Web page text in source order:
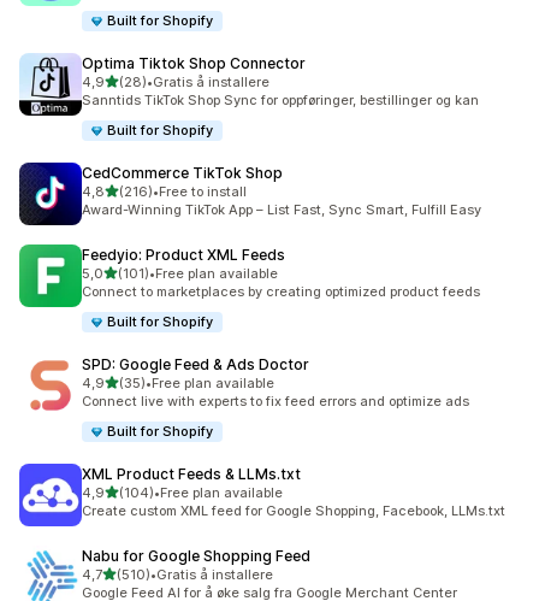
Built for Shopify
Optima Tiktok Shop Connector
4,9av 5 stjerner
(28)
Totalt 28 omtaler
•Gratis å installere
Sanntids TikTok Shop Sync for oppføringer, bestillinger og kan
Built for Shopify
CedCommerce TikTok Shop
4,8av 5 stjerner
(216)
Totalt 216 omtaler
•Free to install
Award-Winning TikTok App – List Fast, Sync Smart, Fulfill Easy
Feedyio: Product XML Feeds
5,0av 5 stjerner
(101)
Totalt 101 omtaler
•Free plan available
Connect to marketplaces by creating optimized product feeds
Built for Shopify
SPD: Google Feed & Ads Doctor
4,9av 5 stjerner
(35)
Totalt 35 omtaler
•Free plan available
Connect live with experts to fix feed errors and optimize ads
Built for Shopify
XML Product Feeds & LLMs.txt
4,9av 5 stjerner
(104)
Totalt 104 omtaler
•Free plan available
Create custom XML feed for Google Shopping, Facebook, LLMs.txt
Nabu for Google Shopping Feed
4,7av 5 stjerner
(510)
Totalt 510 omtaler
•Gratis å installere
Google Feed AI for å øke salg fra Google Merchant Center